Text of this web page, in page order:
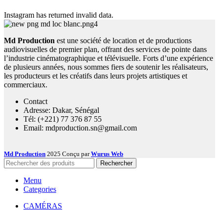
Instagram has returned invalid data.
Md Production est une société de location et de productions
audiovisuelles de premier plan, offrant des services de pointe dans
l’industrie cinématographique et télévisuelle. Forts d’une expérience
de plusieurs années, nous sommes fiers de soutenir les réalisateurs,
les producteurs et les créatifs dans leurs projets artistiques et
commerciaux.
Contact
Adresse: Dakar, Sénégal
Tél: (+221) 77 376 87 55
Email: mdproduction.sn@gmail.com
Md Production 2025 Conçu parWurus Web
Rechercher
Menu
Categories
CAMÉRAS